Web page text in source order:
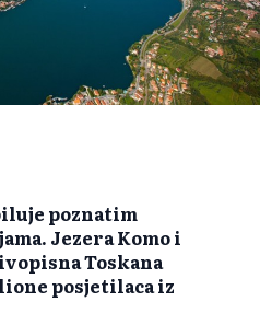
poznatim
Jezera Komo i
Toskana
posjetilaca iz